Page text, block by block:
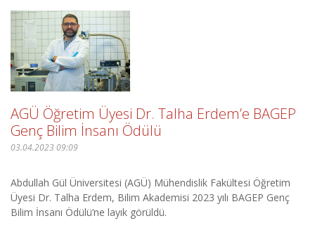
AGÜ Öğretim Üyesi Dr. Talha Erdem’e BAGEP
Genç Bilim İnsanı Ödülü
03.04.2023 09:09
Abdullah Gül Üniversitesi (AGÜ) Mühendislik Fakültesi Öğretim
Üyesi Dr. Talha Erdem, Bilim Akademisi 2023 yılı BAGEP Genç
Bilim İnsanı Ödülü’ne layık görüldü.